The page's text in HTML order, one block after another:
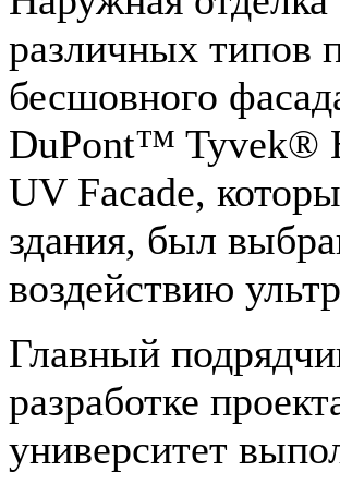
различных
бесшовного
DuPont™ Tyvek®
UV Facade,
здания, был
воздействию
Главный
разработке
университет